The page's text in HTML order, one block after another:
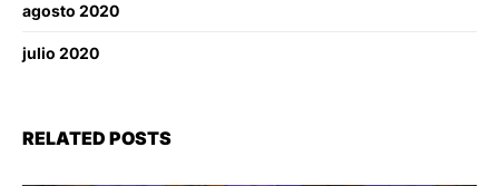
agosto 2020
julio 2020
RELATED POSTS